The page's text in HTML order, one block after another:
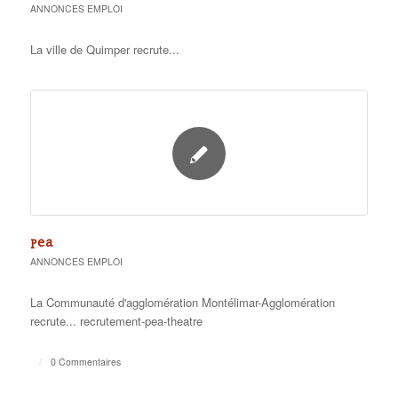
ANNONCES EMPLOI
La ville de Quimper recrute...
PEA
ANNONCES EMPLOI
La Communauté d'agglomération Montélimar-Agglomération
recrute... recrutement-pea-theatre
/ 0 Commentaires